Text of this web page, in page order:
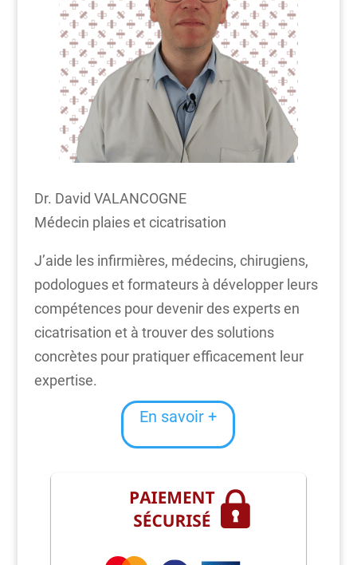
Dr. David VALANCOGNE
Médecin plaies et cicatrisation
J’aide les infirmières, médecins, chirugiens,
podologues et formateurs à développer leurs
compétences pour devenir des experts en
cicatrisation et à trouver des solutions
concrètes pour pratiquer efficacement leur
expertise.
En savoir +